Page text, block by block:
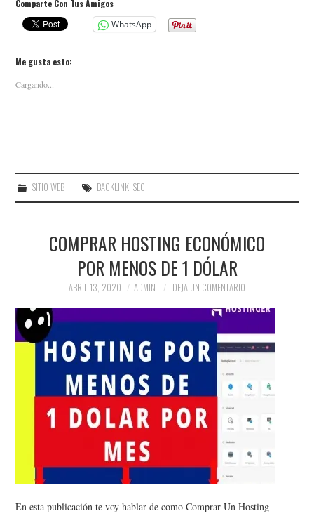
Comparte Con Tus Amigos
WhatsApp
Me gusta esto:
Cargando...
SITIO WEB BACKLINK, SEO
COMPRAR HOSTING ECONÓMICO
POR MENOS DE 1 DÓLAR
ABRIL 13, 2020 ADMIN DEJA UN COMENTARIO
En esta publicación te voy hablar de como Comprar Un Hosting